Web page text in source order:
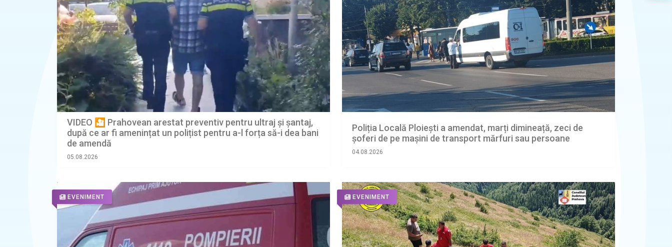
VIDEO 🎦 Prahovean arestat preventiv pentru ultraj și șantaj,
după ce ar fi amenințat un polițist pentru a-l forța să-i dea bani
de amendă
05.08.2026
Poliția Locală Ploiești a amendat, marți dimineață, zeci de
șoferi de pe mașini de transport mărfuri sau persoane
04.08.2026
EVENIMENT EVENIMENT